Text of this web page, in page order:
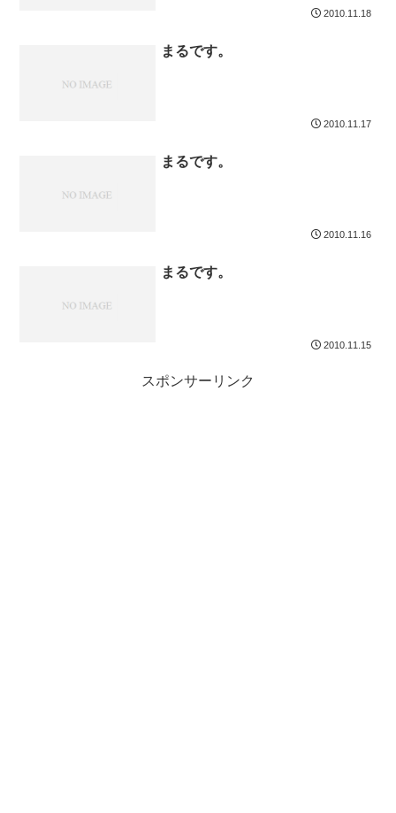
2010.11.18
まるです。
2010.11.17
まるです。
2010.11.16
まるです。
2010.11.15
スポンサーリンク